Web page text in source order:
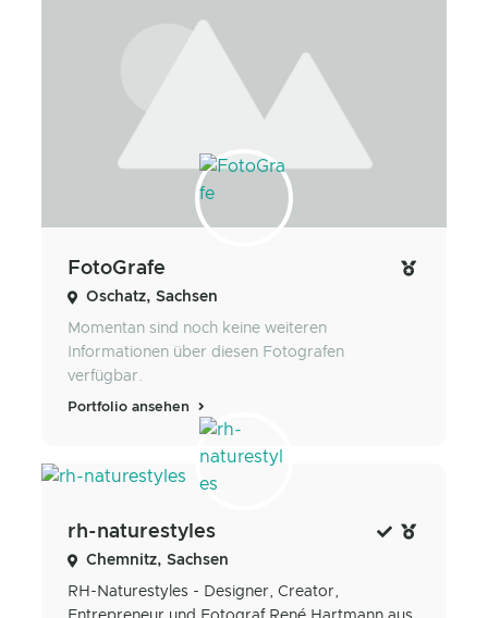
FotoGrafe
Oschatz, Sachsen
Momentan sind noch keine weiteren
Informationen über diesen Fotografen
verfügbar.
Portfolio ansehen
rh-naturestyles
Chemnitz, Sachsen
RH-Naturestyles - Designer, Creator,